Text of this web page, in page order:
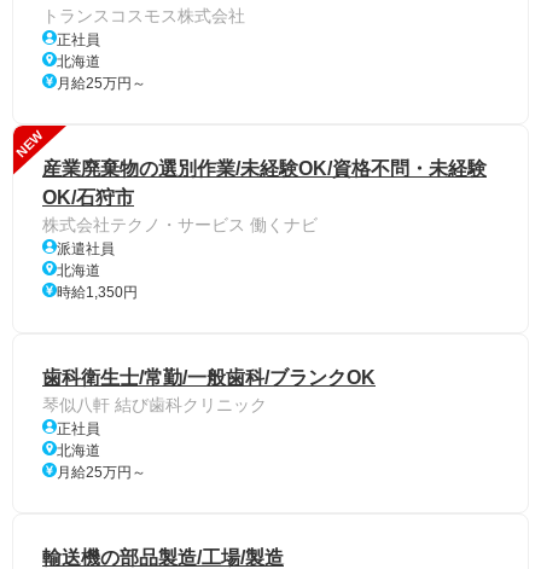
トランスコスモス株式会社
正社員
北海道
月給25万円～
NEW
産業廃棄物の選別作業/未経験OK/資格不問・未経験
OK/石狩市
株式会社テクノ・サービス 働くナビ
派遣社員
北海道
時給1,350円
歯科衛生士/常勤/一般歯科/ブランクOK
琴似八軒 結び歯科クリニック
正社員
北海道
月給25万円～
輸送機の部品製造/工場/製造